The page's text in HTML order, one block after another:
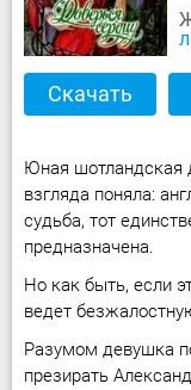
Скачать
Юная шотландская
взгляда поняла:
судьба, тот
предназначена.
Но как быть, если
ведет
Разумом девушка
презирать